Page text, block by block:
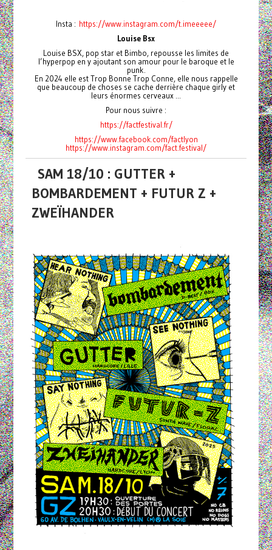
Insta : https://www.instagram.com/t.imeeeee/
Louise Bsx
Louise BSX, pop star et Bimbo, repousse les limites de
l’hyperpop en y ajoutant son amour pour le baroque et le
punk.
En 2024 elle est Trop Bonne Trop Conne, elle nous rappelle
que beaucoup de choses se cache derrière chaque girly et
leurs énormes cerveaux ...
Pour nous suivre :
https://factfestival.fr/
https://www.facebook.com/factlyon
https://www.instagram.com/fact.festival/
SAM 18/10 : GUTTER +
BOMBARDEMENT + FUTUR Z +
ZWEÏHANDER